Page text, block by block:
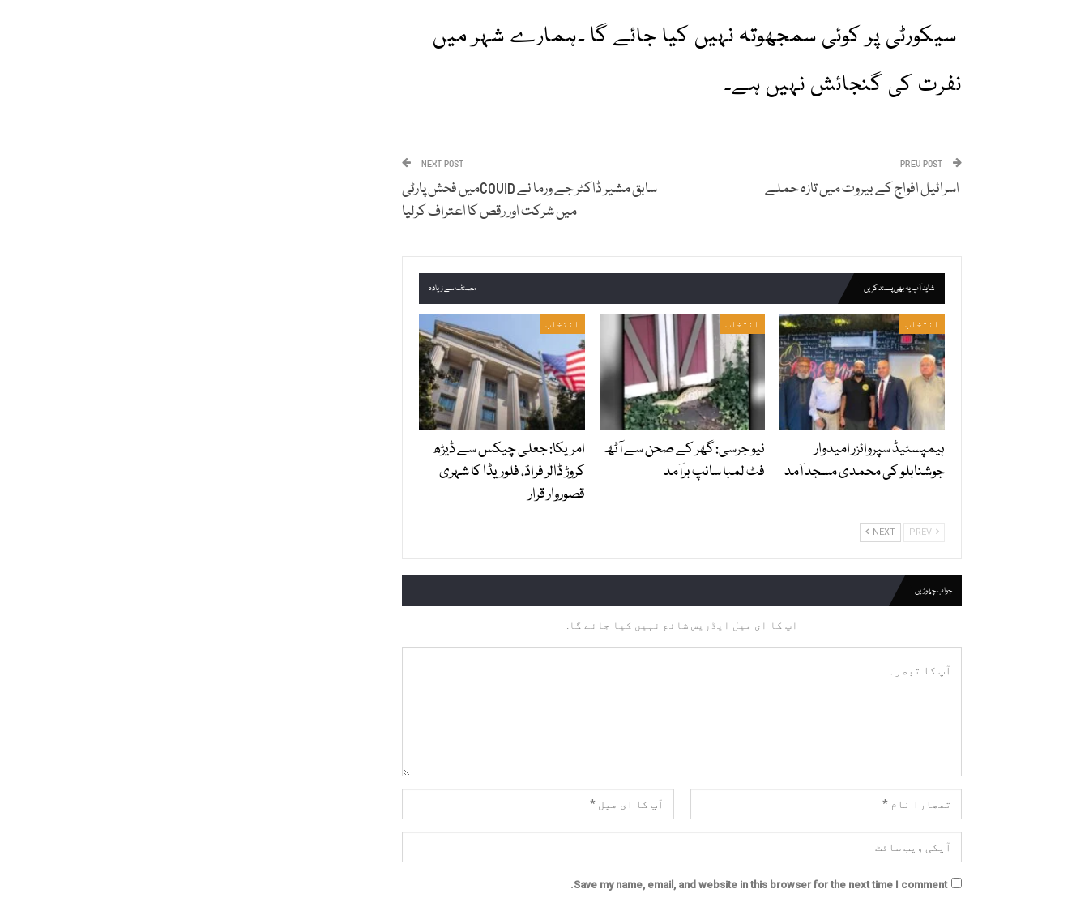
سیکورٹی پر کوئی سمجھوتہ نہیں کیا جائے گا ۔ہمارے شہر میں
نفرت کی گنجائش نہیں ہے۔
اسرائیل افواج کے بیروت میں تازہ حملے
NEXT POST
سابق مشیر ڈاکٹر جے ورما نے COVIDمیں فحش پارٹی
میں شرکت اور رقص کا اعتراف کرلیا
شاید آپ یہ بھی پسند کریں مصنف سے زیادہ
انتخاب
ہیمپسٹیڈ سپروائزر امیدوار
جوشنابلو کی محمدی مسجد آمد
انتخاب
نیو جرسی: گھر کے صحن سے آٹھ
فٹ لمبا سانپ برآمد
انتخاب
امریکا: جعلی چیکس سے ڈیڑھ
کروڑ ڈالر فراڈ، فلوریڈا کا شہری
قصوروار قرار
NEXT
جواب چھوڑیں
آپ کا ای میل ایڈریس شائع نہیں کیا جائے گا.
Save my name, email, and website in this browser for the next time I comment.